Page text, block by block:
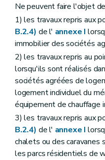
Ne peuvent faire l'objet
1) les travaux repris aux
B.2.4) de l' annexe I
immobilier des sociétés
2) les travaux repris au
lorsqu'ils sont réalisés
sociétés agréées de
logement individuel du
équipement de chauffage
3) les travaux repris aux
B.2.4) de l' annexe I
chalets ou des caravanes
les parcs résidentiels de